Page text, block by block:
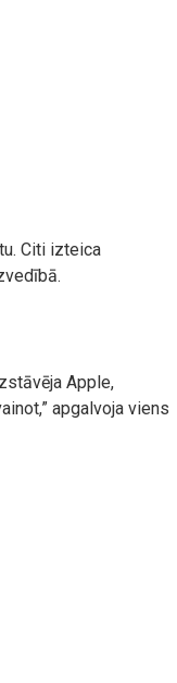
Citi izteica
Apple,
apgalvoja viens